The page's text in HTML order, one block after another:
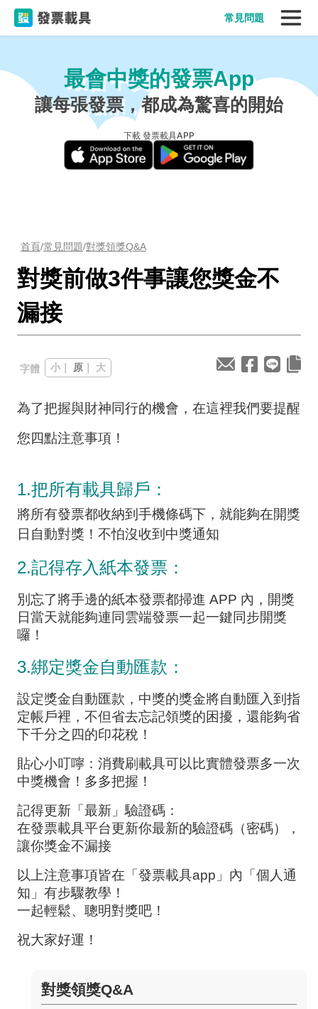
常見問題
最會中獎的發票App
讓每張發票，都成為驚喜的開始
下載 發票載具APP
首頁/常見問題/對獎領獎Q&A
對獎前做3件事讓您獎金不
漏接
字體 小｜ 原｜ 大
為了把握與財神同行的機會，在這裡我們要提醒
您四點注意事項！
1.把所有載具歸戶：
將所有發票都收納到手機條碼下，就能夠在開獎
日自動對獎！不怕沒收到中獎通知
2.記得存入紙本發票：
別忘了將手邊的紙本發票都掃進 APP 內，開獎
日當天就能夠連同雲端發票一起一鍵同步開獎
囉！
3.綁定獎金自動匯款：
設定獎金自動匯款，中獎的獎金將自動匯入到指
定帳戶裡，不但省去忘記領獎的困擾，還能夠省
下千分之四的印花稅！
貼心小叮嚀：消費刷載具可以比實體發票多一次
中獎機會！多多把握！
記得更新「最新」驗證碼：
在發票載具平台更新你最新的驗證碼（密碼），
讓你獎金不漏接
以上注意事項皆在「發票載具app」內「個人通
知」有步驟教學！
一起輕鬆、聰明對獎吧！
祝大家好運！
對獎領獎Q&A